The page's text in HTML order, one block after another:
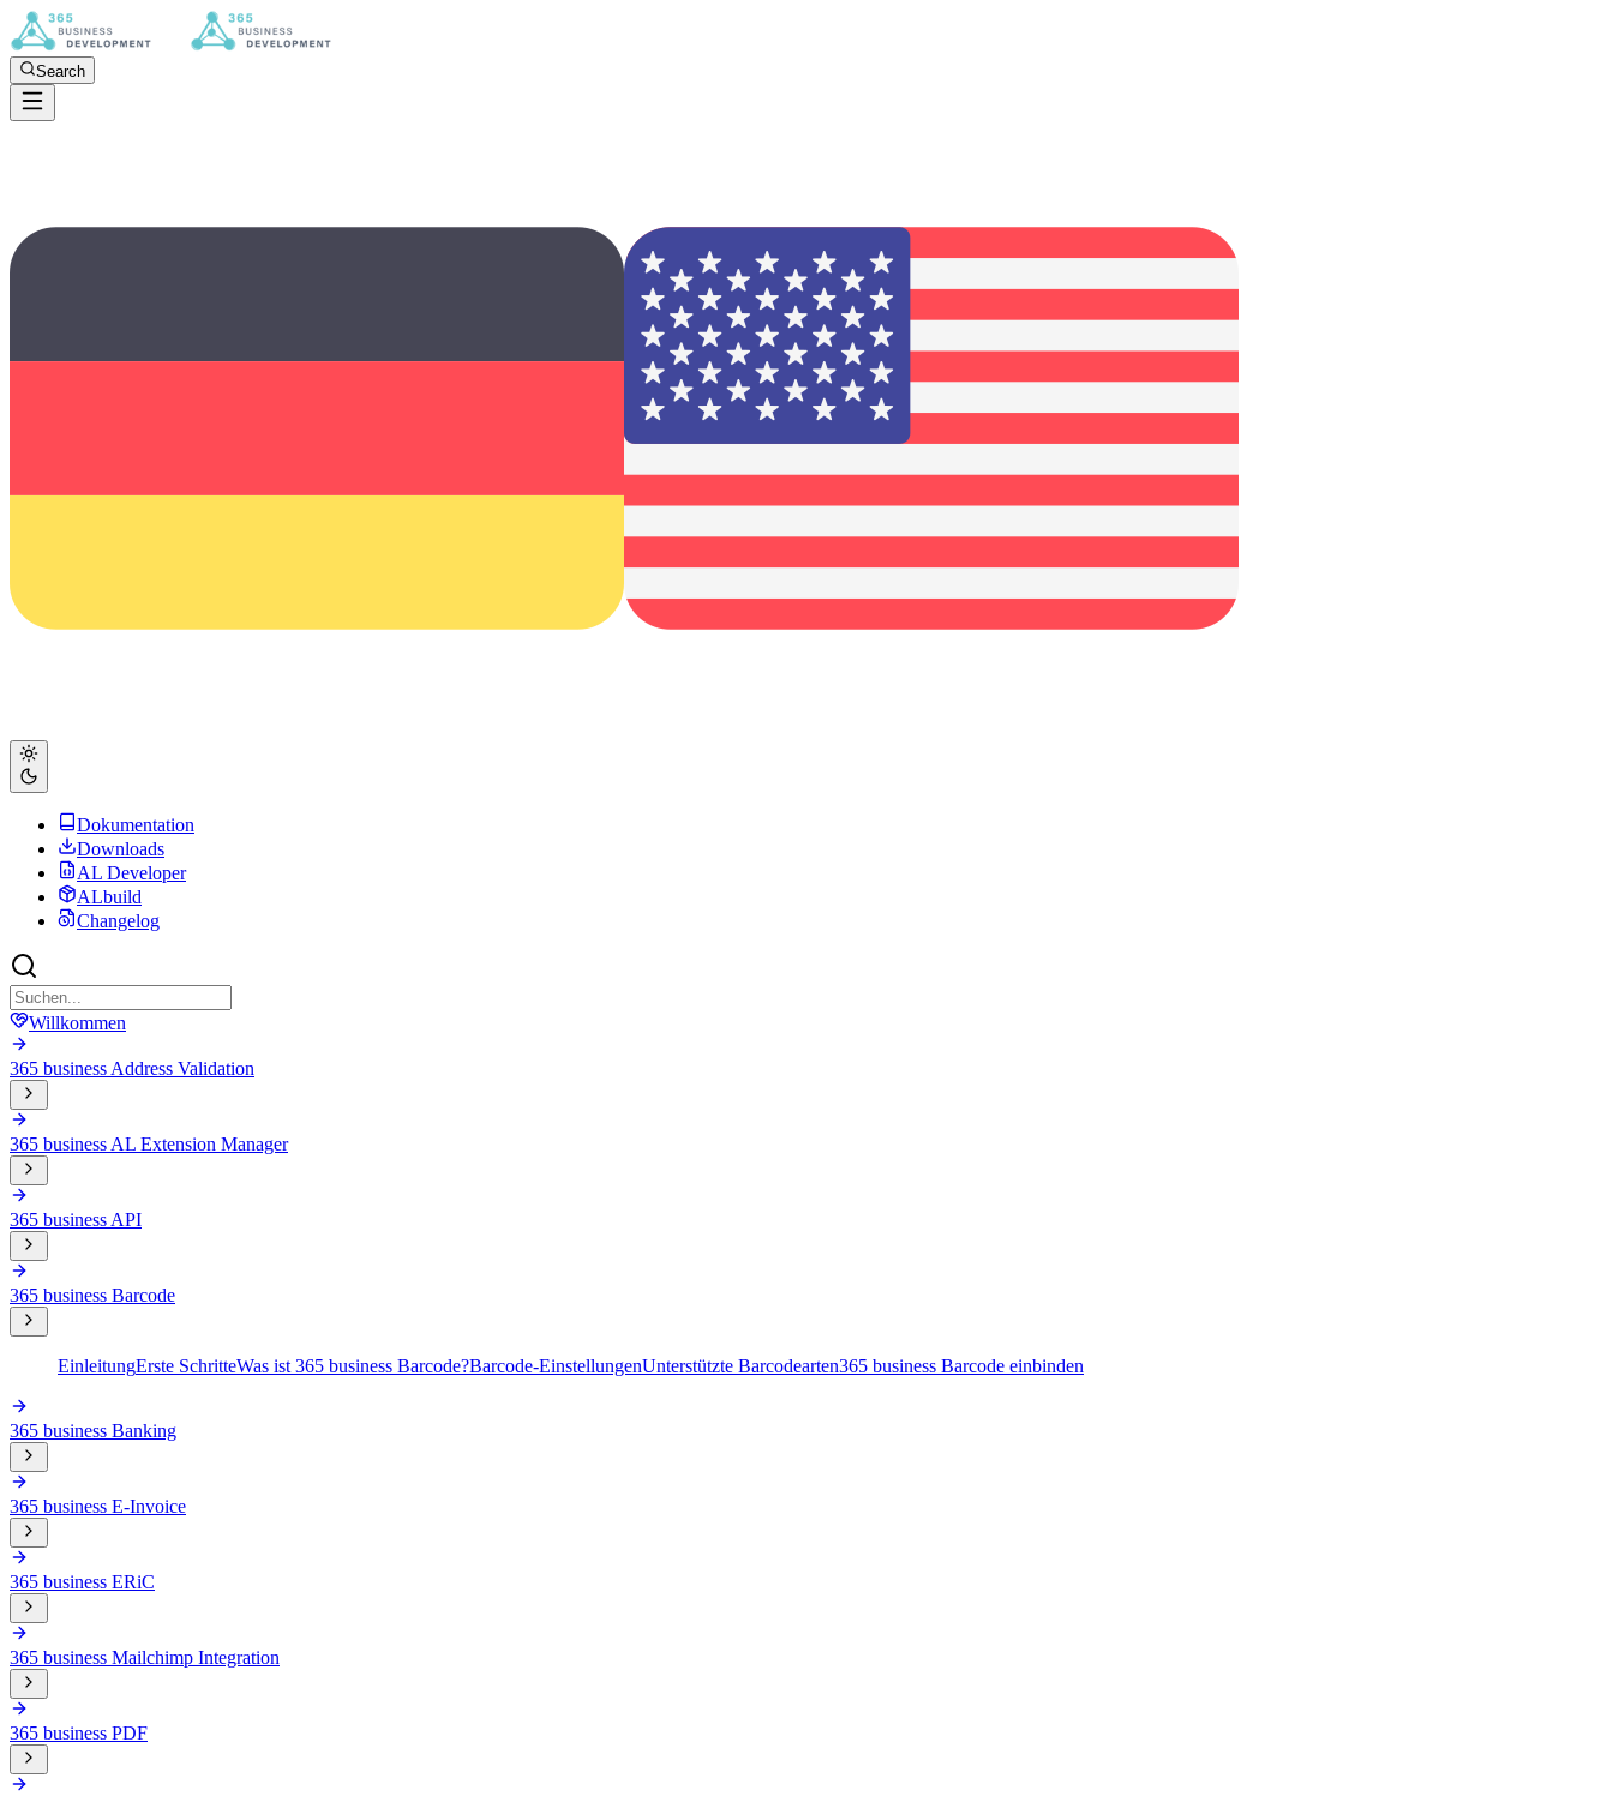
Search
Dokumentation
Downloads
AL Developer
ALbuild
Changelog
Willkommen
365 business Address Validation
365 business AL Extension Manager
365 business API
365 business Barcode
EinleitungErste SchritteWas ist 365 business Barcode?Barcode-EinstellungenUnterstützte Barcodearten365 business Barcode einbinden
365 business Banking
365 business E-Invoice
365 business ERiC
365 business Mailchimp Integration
365 business PDF